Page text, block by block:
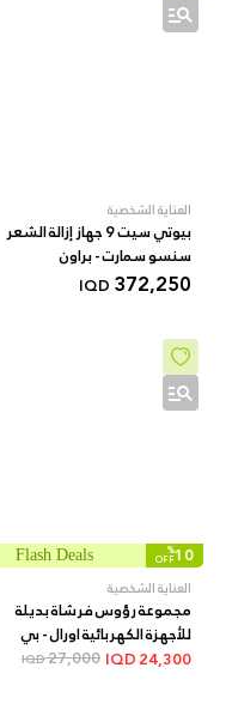
العناية الشخصية
بيوتي سيت 9 جهاز إزالة الشعر
سنسو سمارت - براون
372,250
IQD
10
%
OFF
Flash Deals
العناية الشخصية
مجموعة رؤوس فرشاة بديلة
للأجهزة الكهربائية اورال - بي
EB10S 2K FFS
24,300
27,000
IQD